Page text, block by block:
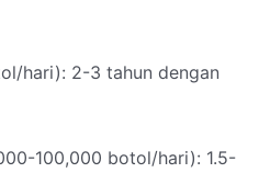
hari): 2-3 tahun dengan
100,000 botol/hari): 1.5-